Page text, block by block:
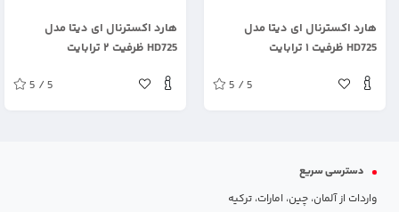
هارد اکسترنال ای دیتا مدل
HD725 ظرفیت ۱ ترابایت
5 / 5
هارد اکسترنال ای دیتا مدل
HD725 ظرفیت ۲ ترابایت
5 / 5
دسترسی سریع
واردات از آلمان، چین، امارات، ترکیه